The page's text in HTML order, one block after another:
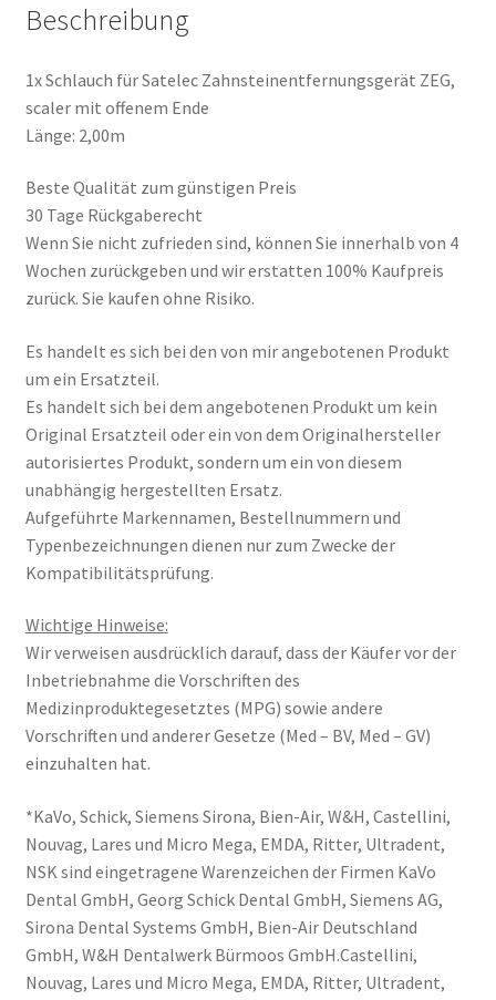
Beschreibung
1x Schlauch für Satelec Zahnsteinentfernungsgerät ZEG,
scaler mit offenem Ende
Länge: 2,00m
Beste Qualität zum günstigen Preis
30 Tage Rückgaberecht
Wenn Sie nicht zufrieden sind, können Sie innerhalb von 4
Wochen zurückgeben und wir erstatten 100% Kaufpreis
zurück. Sie kaufen ohne Risiko.
Es handelt es sich bei den von mir angebotenen Produkt
um ein Ersatzteil.
Es handelt sich bei dem angebotenen Produkt um kein
Original Ersatzteil oder ein von dem Originalhersteller
autorisiertes Produkt, sondern um ein von diesem
unabhängig hergestellten Ersatz.
Aufgeführte Markennamen, Bestellnummern und
Typenbezeichnungen dienen nur zum Zwecke der
Kompatibilitätsprüfung.
Wichtige Hinweise:
Wir verweisen ausdrücklich darauf, dass der Käufer vor der
Inbetriebnahme die Vorschriften des
Medizinproduktegesetztes (MPG) sowie andere
Vorschriften und anderer Gesetze (Med – BV, Med – GV)
einzuhalten hat.
*KaVo, Schick, Siemens Sirona, Bien-Air, W&H, Castellini,
Nouvag, Lares und Micro Mega, EMDA, Ritter, Ultradent,
NSK sind eingetragene Warenzeichen der Firmen KaVo
Dental GmbH, Georg Schick Dental GmbH, Siemens AG,
Sirona Dental Systems GmbH, Bien-Air Deutschland
GmbH, W&H Dentalwerk Bürmoos GmbH.Castellini,
Nouvag, Lares und Micro Mega, EMDA, Ritter, Ultradent,